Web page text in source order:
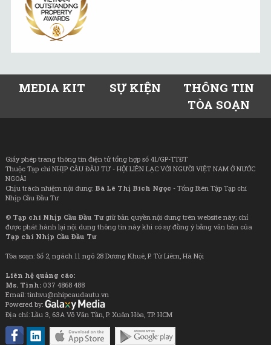
MEDIA KIT SỰ KIỆN
THÔNG TIN
TÒA SOẠN
Giấy phép trang thông tin điện tử tổng hợp số 41/GP-TTĐT
Thuộc Tạp chí NHỊP CẦU ĐẦU TƯ - HỘI LIÊN LẠC VỚI NGƯỜI VIỆT NAM Ở NƯỚC
NGOÀI
Chịu trách nhiệm nội dung: Bà Lê Thị Bích Ngọc - Tổng Biên Tập Tạp chí
Nhịp Cầu Đầu Tư
© Tạp chí Nhịp Cầu Đầu Tưgiữ bản quyền nội dung trên website này; chỉ
được phát hành lại nội dung thông tin này khi có sự đồng ý bằng văn bản của
Tạp chí Nhịp Cầu Đầu Tư
Tòa soạn: Số 2, ngách 11 ngõ 28 Dương Khuê, P. Từ Liêm, Hà Nội
Liên hệ quảng cáo:
Ms. Tình: 037 4868 488
Email: tinhvu@nhipcaudautu.vn
Powered by:
Địa chỉ: Lầu 3, 63A Võ Văn Tần, P. Xuân Hòa, TP. HCM